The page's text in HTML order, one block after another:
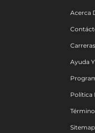
Acerca
Carreras
Ayuda
Política
Sitemap